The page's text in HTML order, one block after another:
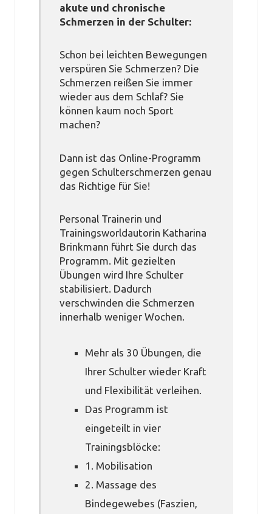
akute und chronische
Schmerzen in der Schulter:
Schon bei leichten Bewegungen
verspüren Sie Schmerzen? Die
Schmerzen reißen Sie immer
wieder aus dem Schlaf? Sie
können kaum noch Sport
machen?
Dann ist das Online-Programm
gegen Schulterschmerzen genau
das Richtige für Sie!
Personal Trainerin und
Trainingsworldautorin Katharina
Brinkmann führt Sie durch das
Programm. Mit gezielten
Übungen wird Ihre Schulter
stabilisiert. Dadurch
verschwinden die Schmerzen
innerhalb weniger Wochen.
Mehr als 30 Übungen, die
Ihrer Schulter wieder Kraft
und Flexibilität verleihen.
Das Programm ist
eingeteilt in vier
Trainingsblöcke:
1. Mobilisation
2. Massage des
Bindegewebes (Faszien,